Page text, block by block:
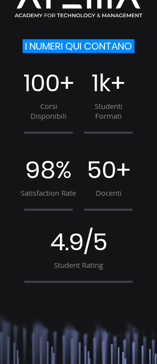
I NUMERI QUI CONTANO
100+
Corsi
Disponibili
1k+
Studenti
Formati
98%
Satisfaction Rate
50+
Docenti
4.9/5
Student Rating